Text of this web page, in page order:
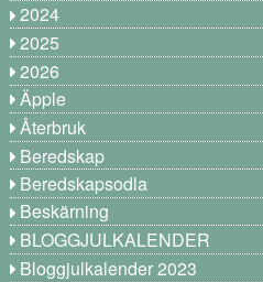
2024
2025
2026
Äpple
Återbruk
Beredskap
Beredskapsodla
Beskärning
BLOGGJULKALENDER
Bloggjulkalender 2023